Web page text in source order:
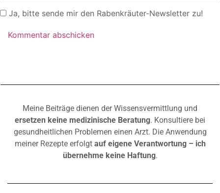
Ja, bitte sende mir den Rabenkräuter-Newsletter zu!
Meine Beiträge dienen der Wissensvermittlung und
ersetzen keine medizinische Beratung. Konsultiere bei
gesundheitlichen Problemen einen Arzt. Die Anwendung
meiner Rezepte erfolgt auf eigene Verantwortung – ich
übernehme keine Haftung.